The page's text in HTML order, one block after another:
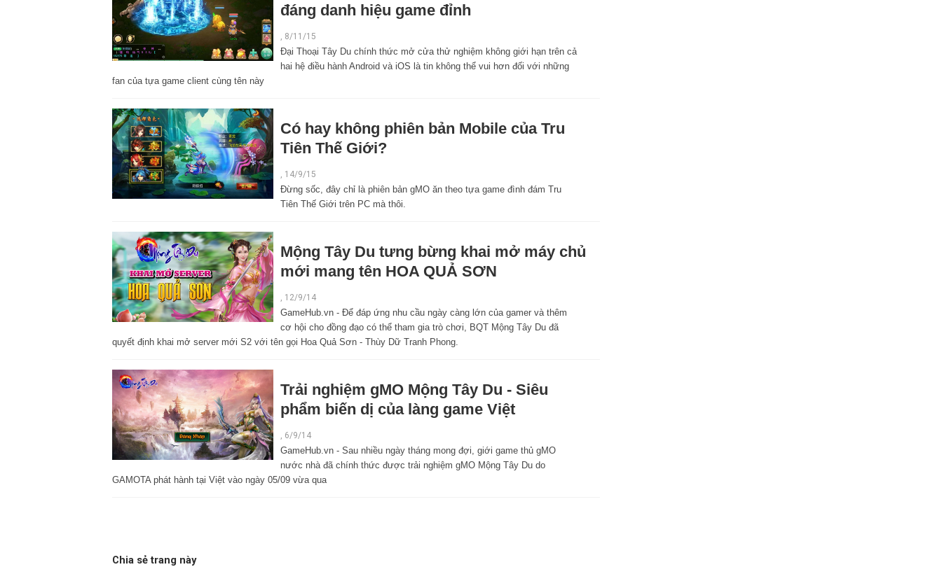
đáng danh hiệu game đỉnh
8/11/15
Đại Thoại Tây Du chính thức mở cửa thử nghiệm không giới hạn trên cả
hai hệ điều hành Android và iOS là tin không thể vui hơn đối với những
fan của tựa game client cùng tên này
Có hay không phiên bản Mobile của Tru
Tiên Thế Giới?
, 14/9/15
Đừng sốc, đây chỉ là phiên bản gMO ăn theo tựa game đình đám Tru
Tiên Thế Giới trên PC mà thôi.
Mộng Tây Du tưng bừng khai mở máy chủ
mới mang tên HOA QUẢ SƠN
, 12/9/14
GameHub.vn - Để đáp ứng nhu cầu ngày càng lớn của gamer và thêm
cơ hội cho đồng đạo có thể tham gia trò chơi, BQT Mộng Tây Du đã
quyết định khai mở server mới S2 với tên gọi Hoa Quả Sơn - Thùy Dữ Tranh Phong.
Trải nghiệm gMO Mộng Tây Du - Siêu
phẩm biến dị của làng game Việt
, 6/9/14
GameHub.vn - Sau nhiều ngày tháng mong đợi, giới game thủ gMO
nước nhà đã chính thức được trải nghiệm gMO Mộng Tây Du do
GAMOTA phát hành tại Việt vào ngày 05/09 vừa qua
Chia sẻ trang này